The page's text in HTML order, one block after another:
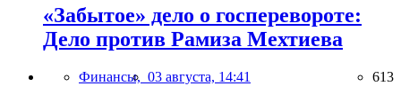
«Забытое» дело о госперевороте:
Дело против Рамиза Мехтиева
Финансы, 03 августа, 14:41 613